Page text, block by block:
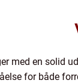
med en solid
for både